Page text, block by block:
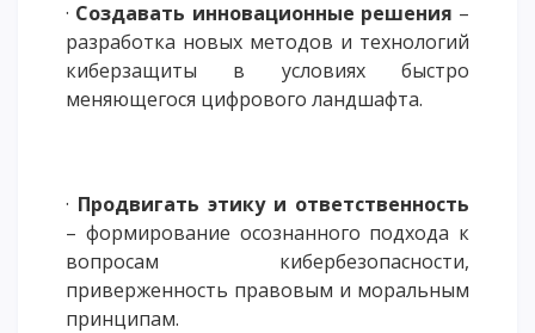
· Создавать инновационные решения –
разработка новых методов и технологий
киберзащиты в условиях быстро
меняющегося цифрового ландшафта.
· Продвигать этику и ответственность
– формирование осознанного подхода к
вопросам кибербезопасности,
приверженность правовым и моральным
принципам.